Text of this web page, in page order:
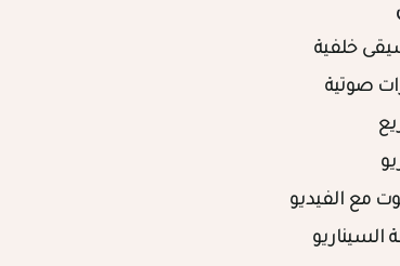
خلفية
صوتية
مع الفيديو
السيناريو